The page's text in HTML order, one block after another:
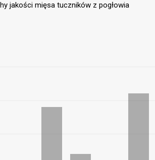
jakości mięsa tuczników z pogłowia